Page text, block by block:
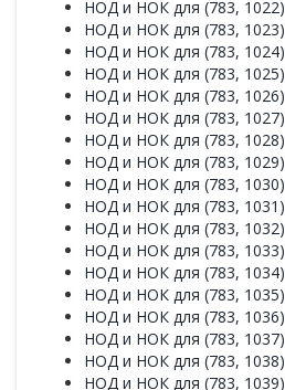
НОД и НОК для (783, 1022)
НОД и НОК для (783, 1023)
НОД и НОК для (783, 1024)
НОД и НОК для (783, 1025)
НОД и НОК для (783, 1026)
НОД и НОК для (783, 1027)
НОД и НОК для (783, 1028)
НОД и НОК для (783, 1029)
НОД и НОК для (783, 1030)
НОД и НОК для (783, 1031)
НОД и НОК для (783, 1032)
НОД и НОК для (783, 1033)
НОД и НОК для (783, 1034)
НОД и НОК для (783, 1035)
НОД и НОК для (783, 1036)
НОД и НОК для (783, 1037)
НОД и НОК для (783, 1038)
НОД и НОК для (783, 1039)